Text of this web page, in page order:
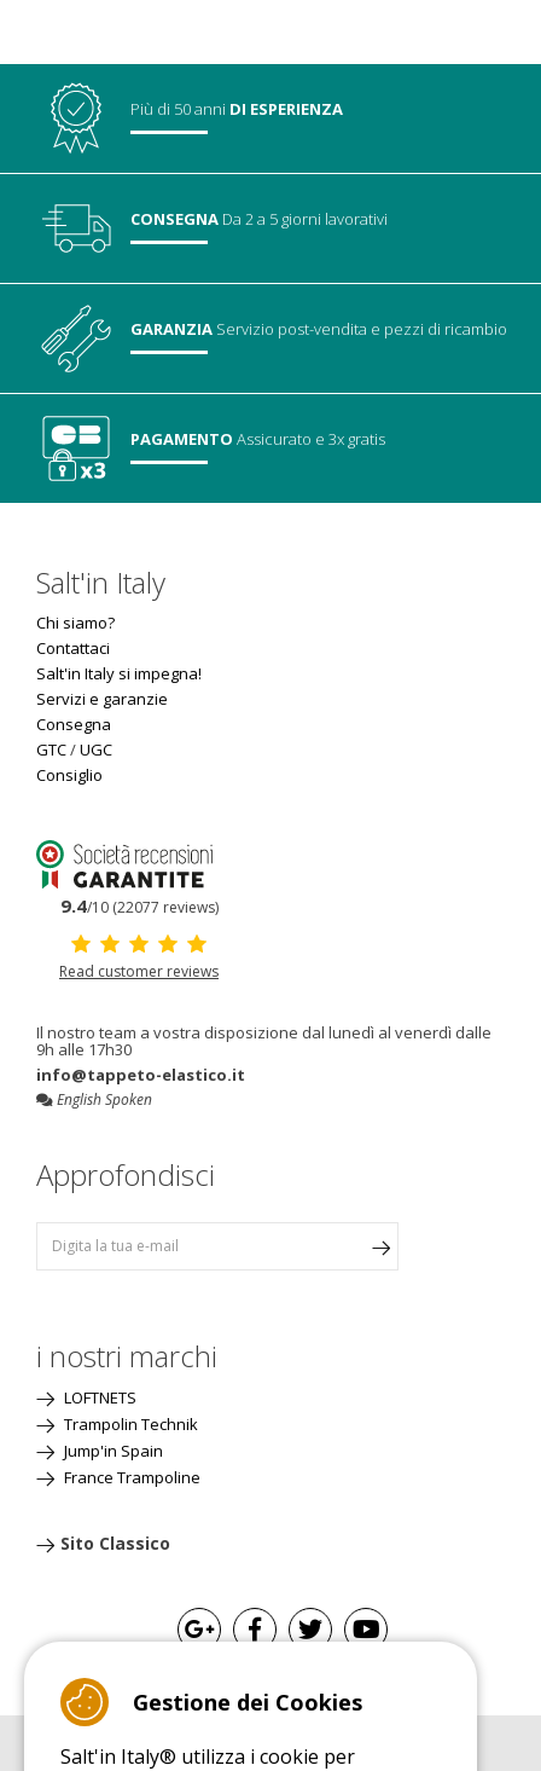
Più di 50 anni DI ESPERIENZA
CONSEGNA Da 2 a 5 giorni lavorativi
GARANZIA Servizio post-vendita e pezzi di ricambio
PAGAMENTO Assicurato e 3x gratis
Salt'in Italy
Chi siamo?
Contattaci
Salt'in Italy si impegna!
Servizi e garanzie
Consegna
GTC/UGC
Consiglio
9.4/10 (22077 reviews)
Read customer reviews
Il nostro team a vostra disposizione dal lunedì al venerdì dalle
9h alle 17h30
info@tappeto-elastico.it
English Spoken
Approfondisci
i nostri marchi
LOFTNETS
Trampolin Technik
Jump'in Spain
France Trampoline
Sito Classico
Gestione dei Cookies
Salt'in Italy® utilizza i cookie per